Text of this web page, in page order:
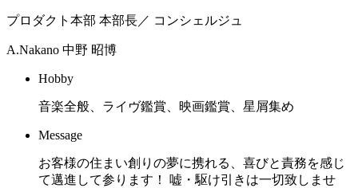
プロダクト本部 本部長／ コンシェルジュ
A.Nakano 中野 昭博
Hobby
音楽全般、ライヴ鑑賞、映画鑑賞、星屑集め
Message
お客様の住まい創りの夢に携れる、喜びと責務を感じ
て邁進して参ります！ 嘘・駆け引きは一切致しませ